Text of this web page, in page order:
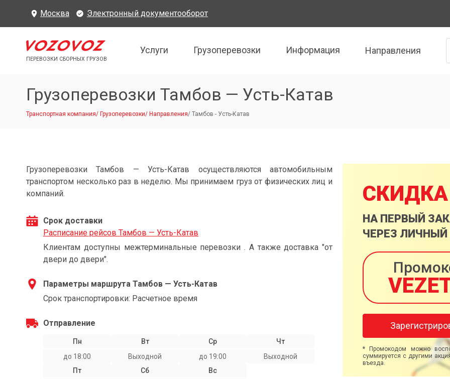
Москва Электронный документооборот
ПЕРЕВОЗКИ СБОРНЫХ ГРУЗОВ
Услуги Грузоперевозки Информация Направления
Грузоперевозки Тамбов — Усть-Катав
Транспортная компания/ Грузоперевозки/ Направления/ Тамбов - Усть-Катав
Грузоперевозки Тамбов — Усть-Катав осуществляются автомобильным
транспортом несколько раз в неделю. Мы принимаем груз от физических лиц и
компаний.
Срок доставки
Расписание рейсов Тамбов — Усть-Катав
Клиентам доступны межтерминальные перевозки . А также доставка "от
двери до двери".
Параметры маршрута Тамбов — Усть-Катав
Срок транспортировки: Расчетное время
Отправление
Пн
до 18:00
Вт
Выходной
Ср
до 19:00
Чт
Выходной
Пт
Сб
Вс
СКИДКА
НА ПЕРВЫЙ
ЧЕРЕЗ ЛИЧНЫЙ
* Промокодом можно
суммируется с другими
въезда.